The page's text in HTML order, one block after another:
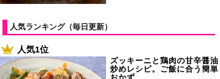
人気ランキング（毎日更新）
人気1位
ズッキーニと鶏肉の甘辛醤油
炒めレシピ。ご飯に合う簡単
おかず